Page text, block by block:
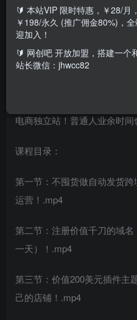
课程介绍：
课程来自一起赚美金的无货源
供参考，不能提供插件，感兴
货，Facebook自动营销，自
电商独立站！普通人业余时间
课程目录：
第一节：不囤货做自动发货
运营！.mp4
第二节：注册价值千刀的域
一天）！.mp4
第三节：价值200美元插件主
己的店铺！.mp4
🔰 本站VIP 限时特惠，￥28/月
￥198/永久 (推广佣金80%)，
迎加入！
🔰 网创吧 开放加盟，搭建一个
站长微信：jhwcc82